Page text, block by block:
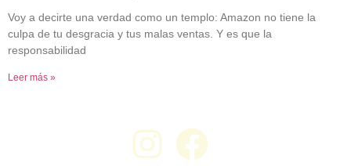
Voy a decirte una verdad como un templo: Amazon no tiene la
culpa de tu desgracia y tus malas ventas. Y es que la
responsabilidad
Leer más »